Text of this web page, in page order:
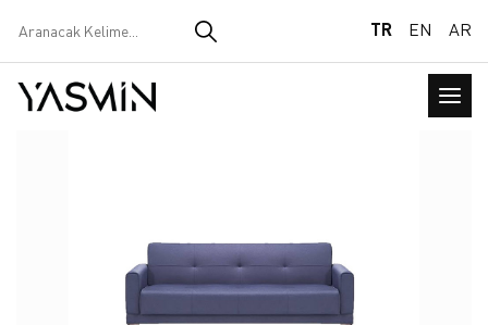
TR EN AR